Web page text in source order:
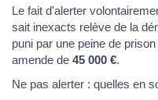
Le fait d'alerter
sait inexacts relève de la
puni par une peine de
amende de 45 000 €.
Ne pas alerter : quelles en